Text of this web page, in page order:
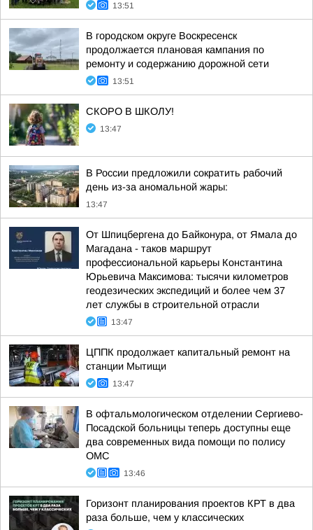
13:51
В городском округе Воскресенск
продолжается плановая кампания по
ремонту и содержанию дорожной сети
13:51
СКОРО В ШКОЛУ!
13:47
В России предложили сократить рабочий
день из-за аномальной жары:
13:47
От Шпицбергена до Байконура, от Ямала до
Магадана - таков маршрут
профессиональной карьеры Константина
Юрьевича Максимова: тысячи километров
геодезических экспедиций и более чем 37
лет службы в строительной отрасли
13:47
ЦППК продолжает капитальный ремонт на
станции Мытищи
13:47
В офтальмологическом отделении Сергиево-
Посадской больницы теперь доступны еще
два современных вида помощи по полису
ОМС
13:46
Горизонт планирования проектов КРТ в два
раза больше, чем у классических